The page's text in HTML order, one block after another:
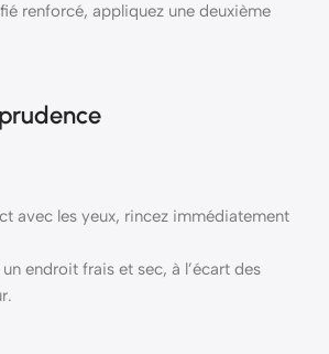
renforcé, appliquez une deuxième
avec les yeux, rincez immédiatement
endroit frais et sec, à l’écart des